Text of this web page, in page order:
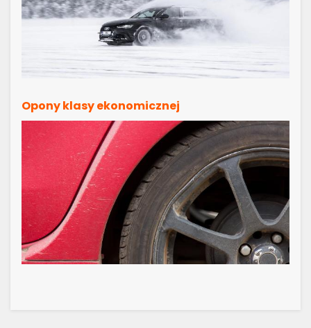
Opony klasy ekonomicznej